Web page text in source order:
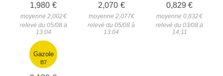
1,980 €
moyenne 2,002€
relevé du 05/08 à
13:04
2,070 €
moyenne 2,077€
relevé du 05/08 à
13:04
0,829 €
moyenne 0,832€
relevé du 03/08 à
14:11
Gazole
B7